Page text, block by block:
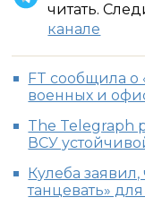
читать.
канале
FT сообщила о
военных и
The Telegraph
ВСУ
Кулеба
танцевать»